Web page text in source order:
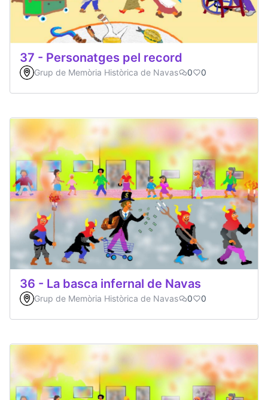
37 - Personatges pel record
Grup de Memòria Històrica de Navas 0 0
36 - La basca infernal de Navas
Grup de Memòria Històrica de Navas 0 0